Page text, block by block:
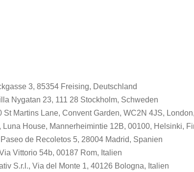
3, 85354 Freising, Deutschland
Nygatan 23, 111 28 Stockholm, Schweden
St Martins Lane, Convent Garden, WC2N 4JS,
Luna House, Mannerheimintie 12B, 00100, Helsinki,
de Recoletos 5, 28004 Madrid, Spanien
Vittorio 54b, 00187 Rom, Italien
S.r.l., Via del Monte 1, 40126 Bologna, Italien